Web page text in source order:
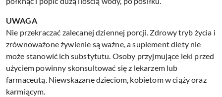
UWAGA
Nie przekraczać zalecanej dziennej porcji. Zdrowy tryb życia i
zrównoważone żywienie są ważne, a suplement diety nie
może stanowić ich substytutu. Osoby przyjmujące leki przed
użyciem powinny skonsultować się z lekarzem lub
farmaceutą. Niewskazane dzieciom, kobietom w ciąży oraz
karmiącym.